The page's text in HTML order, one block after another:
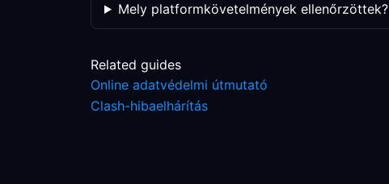
Mely platformkövetelmények ellenőrzöttek?
Related guides
Online adatvédelmi útmutató
Clash-hibaelhárítás